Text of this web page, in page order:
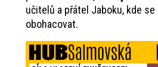
učitelů a přátel Jaboku, kde se
obohacovat.